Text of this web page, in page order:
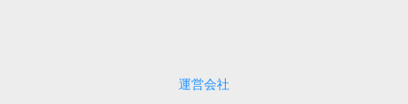
運営会社